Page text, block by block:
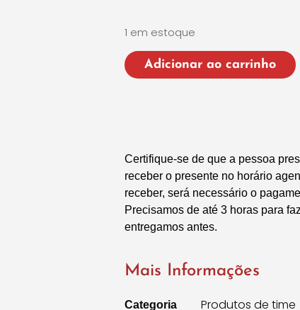
1 em estoque
Adicionar ao carrinho
Certifique-se de que a pessoa
receber o presente no horário
receber, será necessário o
Precisamos de até 3 horas para
entregamos antes.
Mais Informações
Categoria Produtos de time